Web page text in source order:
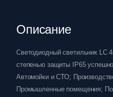
Описание
Светодиодный светильник LC
степенью защиты IP65
Автомойки и СТО;
Промышленные помещения;